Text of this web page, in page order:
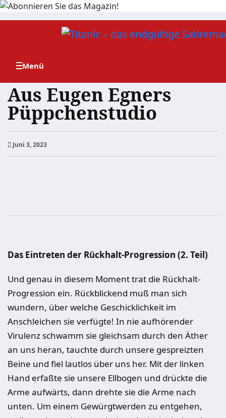
Zum
Aus Eugen Egners
Püppchenstudio
Juni 3, 2023
Das Eintreten der Rückhalt-Progression (2. Teil)
Und genau in diesem Moment trat die Rückhalt-
Progression ein. Rückblickend muß man sich
wundern, über welche Geschicklichkeit im
Anschleichen sie verfügte! In nie aufhörender
Virulenz schwamm sie gleichsam durch den Äther
an uns heran, tauchte durch unsere gespreizten
Beine und fiel lautlos über uns her. Mit der linken
Hand erfaßte sie unsere Ellbogen und drückte die
Arme aufwärts, dann drehte sie die Arme nach
unten. Um einem Gewürgtwerden zu entgehen,